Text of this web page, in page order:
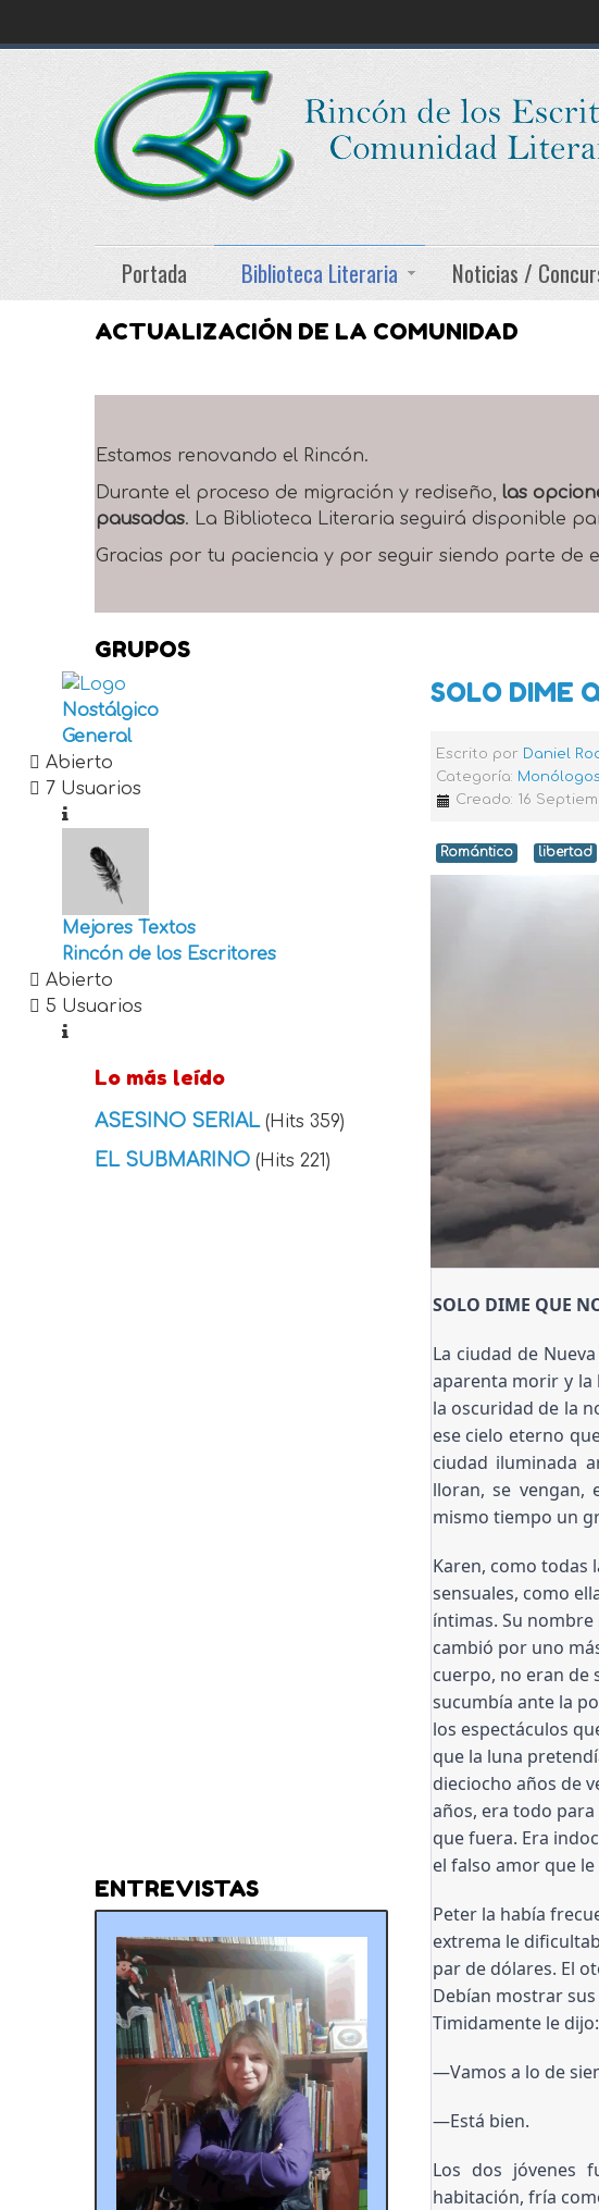
Portada Biblioteca Literaria Noticias /
ACTUALIZACIÓN DE LA COMUNIDAD
Estamos renovando el Rincón.
Durante el proceso de migración y rediseño, las
pausadas. La Biblioteca Literaria seguirá disponible
Gracias por tu paciencia y por seguir siendo parte de
SOLO DIME
Escrito por Daniel
Categoría: Monólogos
Creado: 16
Romántico libertad
SOLO DIME QUE
La ciudad de
aparenta morir y la
la oscuridad de la
ese cielo eterno
ciudad iluminada
lloran, se vengan,
mismo tiempo un
Karen, como todas
sensuales, como
íntimas. Su
cambió por uno
cuerpo, no eran de
sucumbía ante la
los espectáculos
que la luna
dieciocho años de
años, era todo para
que fuera. Era
el falso amor que
Peter la había
extrema le
par de dólares. El
Debían mostrar
Timidamente le dijo:
―Vamos a lo de
―Está bien.
Los dos jóvenes
habitación, fría
GRUPOS
Nostálgico
General
Abierto
7 Usuarios
Mejores Textos
Rincón de los Escritores
Abierto
5 Usuarios
Lo más leído
ASESINO SERIAL (Hits 359)
EL SUBMARINO (Hits 221)
ENTREVISTAS